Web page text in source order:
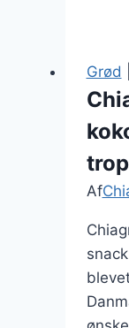
Grød
Af